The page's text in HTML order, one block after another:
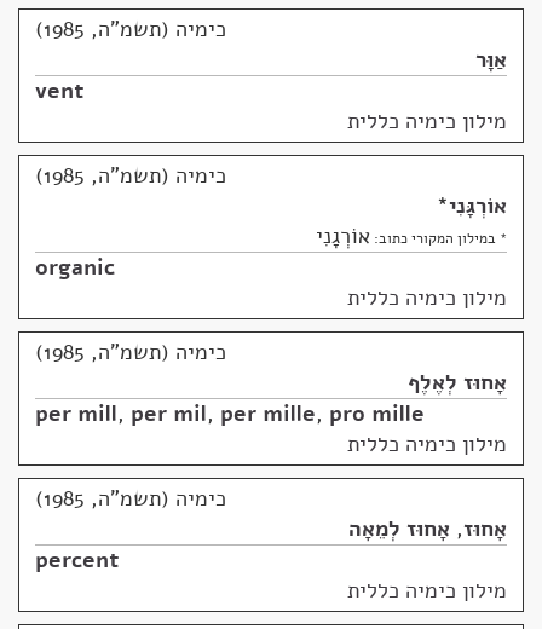
כימיה (תשמ"ה, 1985)
אַוָּר
vent
מילון כימיה כללית
כימיה (תשמ"ה, 1985)
אוֹרְגָּנִי*
* במילון המקורי כתוב: אוֹרְגָנִי
organic
מילון כימיה כללית
כימיה (תשמ"ה, 1985)
אָחוּז לְאֶלֶף
per mill, per mil, per mille, pro mille
מילון כימיה כללית
כימיה (תשמ"ה, 1985)
אָחוּז, אָחוּז לְמֵאָה
percent
מילון כימיה כללית